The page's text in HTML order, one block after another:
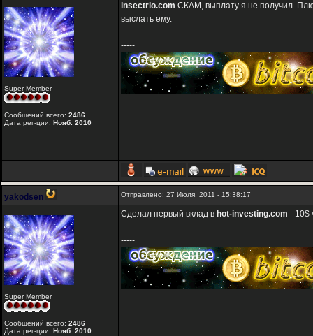
Super Member
Сообщений всего: 2486
Дата рег-ции: Нояб. 2010
insectrio.com СКАМ, выплату я не получил.
выслать ему.
-----
yakodsen Отправлено: 27 Июля, 2011 - 15:38:17
Super Member
Сообщений всего: 2486
Дата рег-ции: Нояб. 2010
Сделал первый вклад в hot-investing.com - 10$
-----